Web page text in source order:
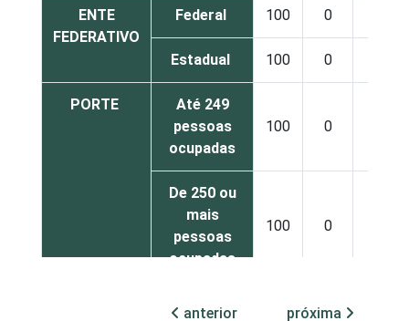
ENTE
FEDERATIVO
Federal 100 0
Estadual 100 0
PORTE
Até 249
pessoas
ocupadas
100 0
De 250 ou
mais
pessoas
ocupadas
100 0
¹ Base: 1.586 órgãos públicos federais e
anterior próxima